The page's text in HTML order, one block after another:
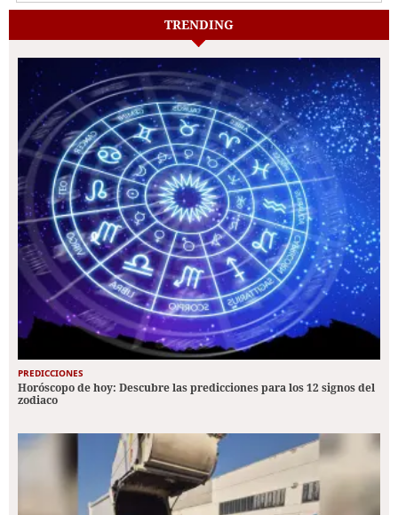
TRENDING
PREDICCIONES
Horóscopo de hoy: Descubre las predicciones para los 12 signos del
zodiaco